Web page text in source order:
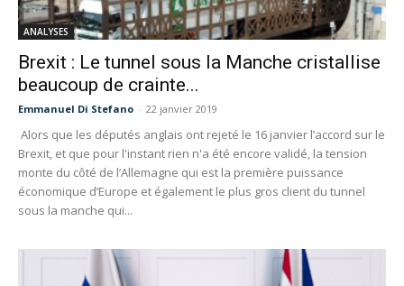
ANALYSES
Brexit : Le tunnel sous la Manche cristallise
beaucoup de crainte...
Emmanuel Di Stefano - 22 janvier 2019
Alors que les députés anglais ont rejeté le 16 janvier l’accord sur le
Brexit, et que pour l'instant rien n'a été encore validé, la tension
monte du côté de l’Allemagne qui est la première puissance
économique d’Europe et également le plus gros client du tunnel
sous la manche qui...